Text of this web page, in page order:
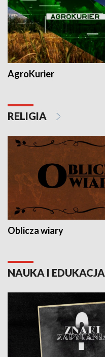
AgroKurier
RELIGIA
Oblicza wiary
NAUKA I EDUKACJA